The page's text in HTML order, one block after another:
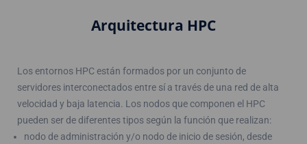
Arquitectura HPC
Los entornos HPC están formados por un conjunto de
servidores interconectados entre sí a través de una red de alta
velocidad y baja latencia. Los nodos que componen el HPC
pueden ser de diferentes tipos según la función que realizan:
nodo de administración y/o nodo de inicio de sesión, desde